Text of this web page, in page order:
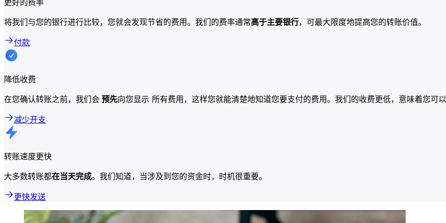
将我们与您的银行进行比较，您就会发现节省的费用。我们的费率通常高于主要银行，可最大限度地提高您的转账价值。
付款
降低收费
在您确认转账之前，我们会 预先向您显示 所有费用，这样您就能清楚地知道您要支付的费用。我们的收费更低，意味着您可以
减少开支
转账速度更快
大多数转账都在当天完成。我们知道，当涉及到您的资金时，时机很重要。
更快发送